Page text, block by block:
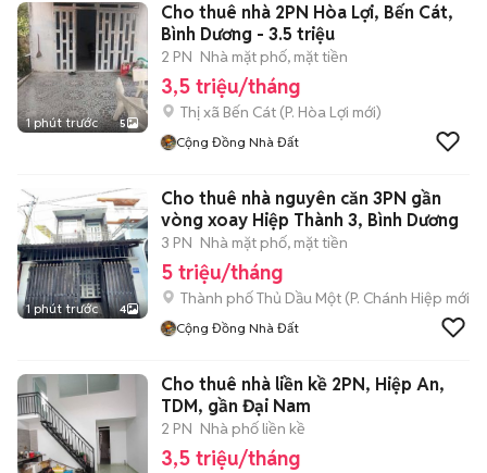
1 phút trước 5
Cho thuê nhà 2PN Hòa Lợi, Bến Cát,
Bình Dương - 3.5 triệu
2 PN Nhà mặt phố, mặt tiền
3,5 triệu/tháng
Thị xã Bến Cát (P. Hòa Lợi mới)
Cộng Đồng Nhà Đất
1 phút trước 4
Cho thuê nhà nguyên căn 3PN gần
vòng xoay Hiệp Thành 3, Bình Dương
3 PN Nhà mặt phố, mặt tiền
5 triệu/tháng
Thành phố Thủ Dầu Một (P. Chánh Hiệp mới)
Cộng Đồng Nhà Đất
Cho thuê nhà liền kề 2PN, Hiệp An,
TDM, gần Đại Nam
2 PN Nhà phố liền kề
3,5 triệu/tháng